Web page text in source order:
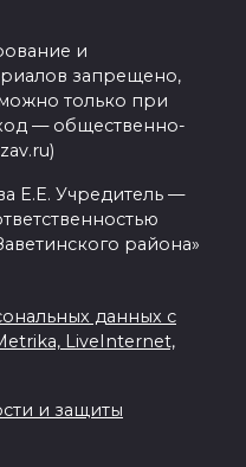
и
запрещено,
только при
— общественно-
Е.Е. Учредитель —
района»
данных с
LiveInternet,
и защиты